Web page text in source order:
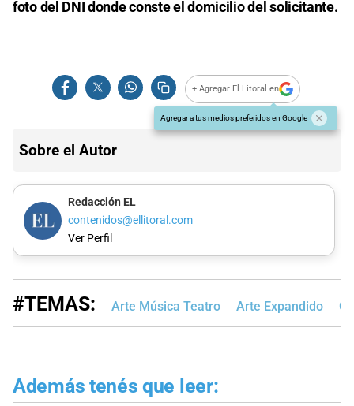
foto del DNI donde conste el domicilio del solicitante.
+ Agregar El Litoral en
Agregar a tus medios preferidos en Google
Sobre el Autor
Redacción EL
contenidos@ellitoral.com
Ver Perfil
#TEMAS: Arte Música Teatro Arte Expandido
Además tenés que leer: